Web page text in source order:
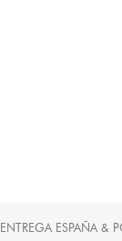
ENTREGA ESPAÑA &